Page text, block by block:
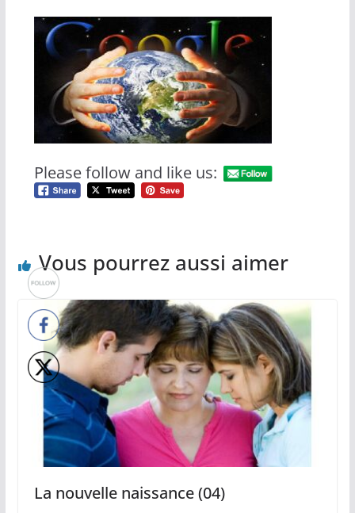
Please follow and like us:
Vous pourrez aussi aimer
La nouvelle naissance (04)